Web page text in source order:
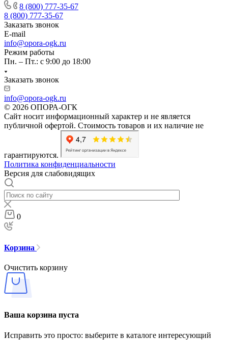
8 (800) 777-35-67
8 (800) 777-35-67
Заказать звонок
E-mail
info@opora-ogk.ru
Режим работы
Пн. – Пт.: с 9:00 до 18:00
Заказать звонок
info@opora-ogk.ru
© 2026 ОПОРА-ОГК
Сайт носит информационный характер и не является
публичной офертой. Стоимость товаров и их наличие не
гарантируются.
Политика конфиденциальности
Версия для слабовидящих
0
Корзина
Очистить корзину
Ваша корзина пуста
Исправить это просто: выберите в каталоге интересующий